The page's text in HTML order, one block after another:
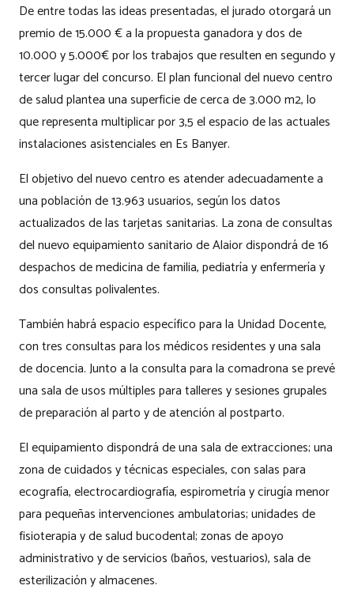
De entre todas las ideas presentadas, el jurado otorgará un
premio de 15.000 € a la propuesta ganadora y dos de
10.000 y 5.000€ por los trabajos que resulten en segundo y
tercer lugar del concurso. El plan funcional del nuevo centro
de salud plantea una superficie de cerca de 3.000 m2, lo
que representa multiplicar por 3,5 el espacio de las actuales
instalaciones asistenciales en Es Banyer.
El objetivo del nuevo centro es atender adecuadamente a
una población de 13.963 usuarios, según los datos
actualizados de las tarjetas sanitarias. La zona de consultas
del nuevo equipamiento sanitario de Alaior dispondrá de 16
despachos de medicina de familia, pediatría y enfermería y
dos consultas polivalentes.
También habrá espacio específico para la Unidad Docente,
con tres consultas para los médicos residentes y una sala
de docencia. Junto a la consulta para la comadrona se prevé
una sala de usos múltiples para talleres y sesiones grupales
de preparación al parto y de atención al postparto.
El equipamiento dispondrá de una sala de extracciones; una
zona de cuidados y técnicas especiales, con salas para
ecografía, electrocardiografía, espirometría y cirugía menor
para pequeñas intervenciones ambulatorias; unidades de
fisioterapia y de salud bucodental; zonas de apoyo
administrativo y de servicios (baños, vestuarios), sala de
esterilización y almacenes.